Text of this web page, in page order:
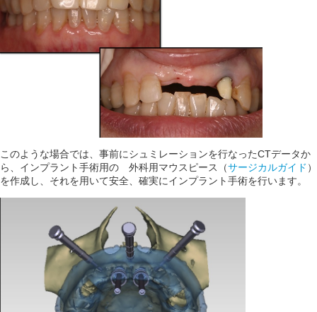
このような場合では、事前にシュミレーションを行なったCTデータか
ら、インプラント手術用の 外科用マウスピース（サージカルガイド ）
を作成し、それを用いて安全、確実にインプラント手術を行います。